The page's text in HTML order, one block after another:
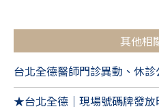
其他相
台北全德醫師門診異動、休
★台北全德｜現場號碼牌發放